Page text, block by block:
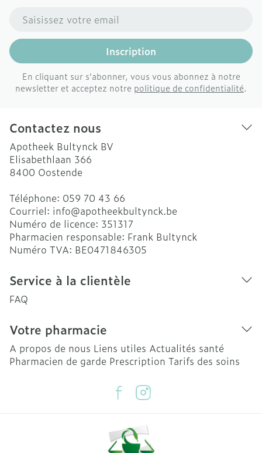
Adresse mail
Inscription
En cliquant sur s'abonner, vous vous abonnez à notre
newsletter et acceptez notre politique de confidentialité.
Contactez nous
Apotheek Bultynck BV
Elisabethlaan 366
8400 Oostende
Téléphone: 059 70 43 66
Courriel: info@apotheekbultynck.be
Numéro de licence: 351317
Pharmacien responsable: Frank Bultynck
Numéro TVA: BE0471846305
Service à la clientèle
FAQ
Votre pharmacie
A propos de nous Liens utiles Actualités santé
Pharmacien de garde Prescription Tarifs des soins